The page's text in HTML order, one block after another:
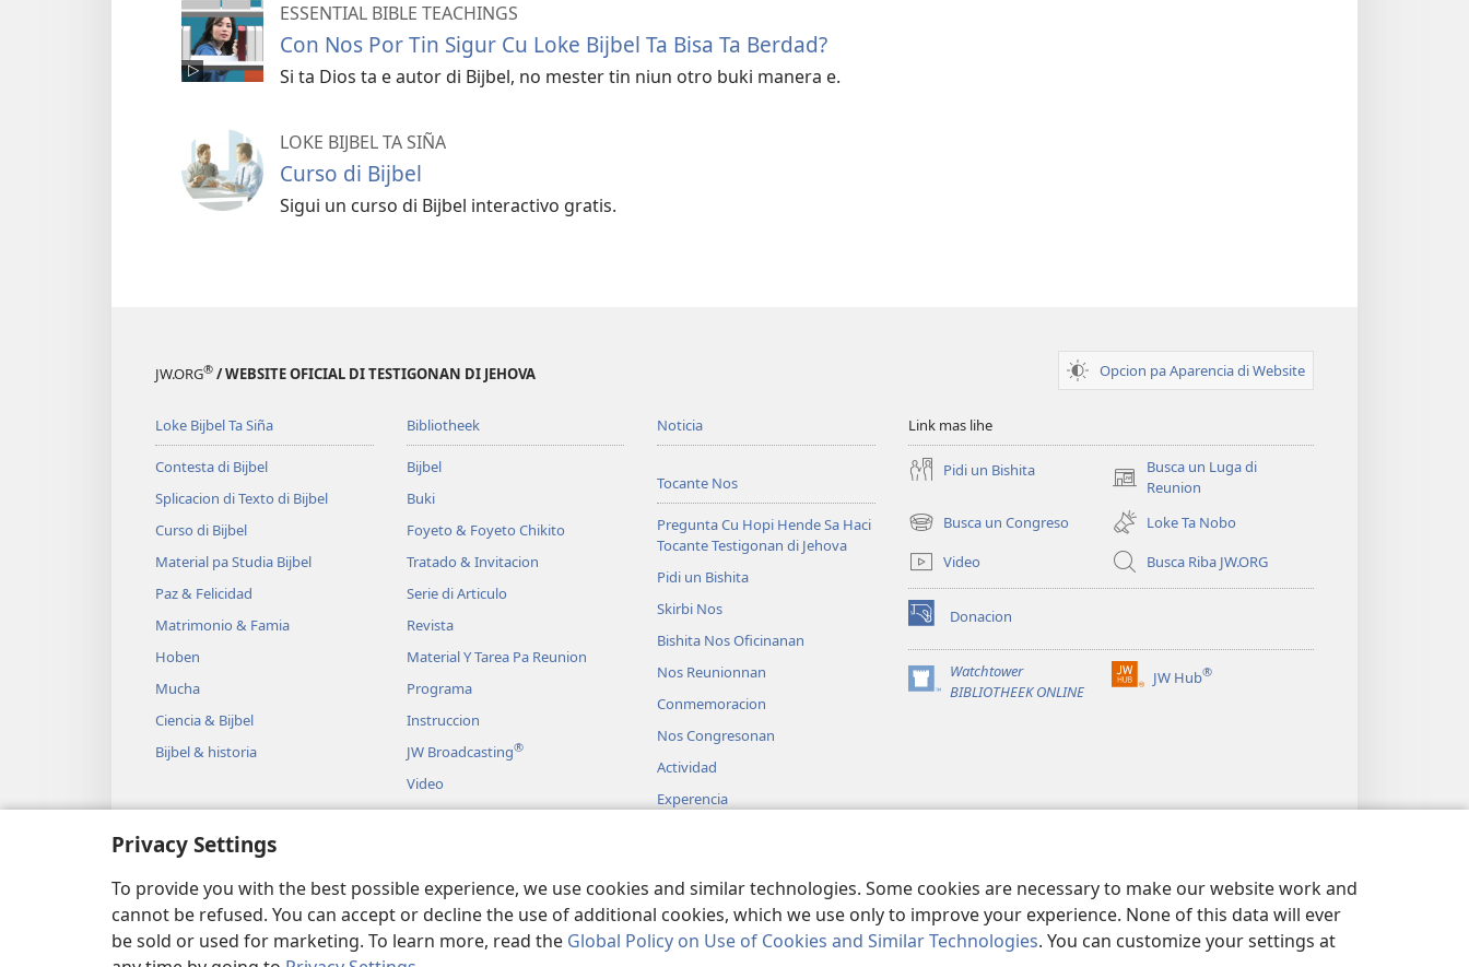
Privacy Settings
To provide you with the best possible experience, we use cookies and similar technologies. Some cookies are necessary to make our website work and
cannot be refused. You can accept or decline the use of additional cookies, which we use only to improve your experience. None of this data will ever
be sold or used for marketing. To learn more, read the Global Policy on Use of Cookies and Similar Technologies. You can customize your settings at
ESSENTIAL BIBLE TEACHINGS
Con Nos Por Tin Sigur Cu Loke Bijbel Ta Bisa Ta Berdad?
Si ta Dios ta e autor di Bijbel, no mester tin niun otro buki manera e.
LOKE BIJBEL TA SIÑA
Curso di Bijbel
Sigui un curso di Bijbel interactivo gratis.
JW.ORG® / WEBSITE OFICIAL DI TESTIGONAN DI JEHOVA Opcion pa Aparencia di Website
Loke Bijbel Ta Siña
Contesta di Bijbel
Splicacion di Texto di Bijbel
Curso di Bijbel
Material pa Studia Bijbel
Paz & Felicidad
Matrimonio & Famia
Hoben
Mucha
Ciencia & Bijbel
Bijbel & historia
Bibliotheek
Bijbel
Buki
Foyeto & Foyeto Chikito
Tratado & Invitacion
Serie di Articulo
Revista
Material Y Tarea Pa Reunion
Programa
Instruccion
JW Broadcasting®
Video
Musica
Lesamento Biblico Dramatisa
Noticia
Tocante Nos
Pregunta Cu Hopi Hende Sa Haci
Tocante Testigonan di Jehova
Pidi un Bishita
Skirbi Nos
Bishita Nos Oficinanan
Nos Reunionnan
Conmemoracion
Nos Congresonan
Actividad
Experencia
Link mas lihe
Pidi un Bishita
Busca un Luga di
Reunion
(opens
new
window)
Busca un Congreso
(opens
new
window)
Loke Ta Nobo
Video
Busca Riba JW.ORG
Donacion
(opens
new
window)Watchtower
BIBLIOTHEEK ONLINE
(opens
JW Hub®
(opens